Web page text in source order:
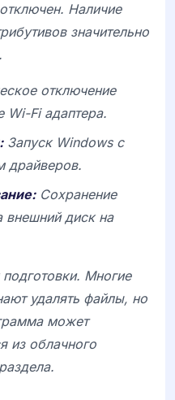
Наличие
значительно
отключение
Wi-Fi адаптера.
Запуск Windows с
драйверов.
Сохранение
внешний диск на
Многие
удалять файлы, но
может
из облачного